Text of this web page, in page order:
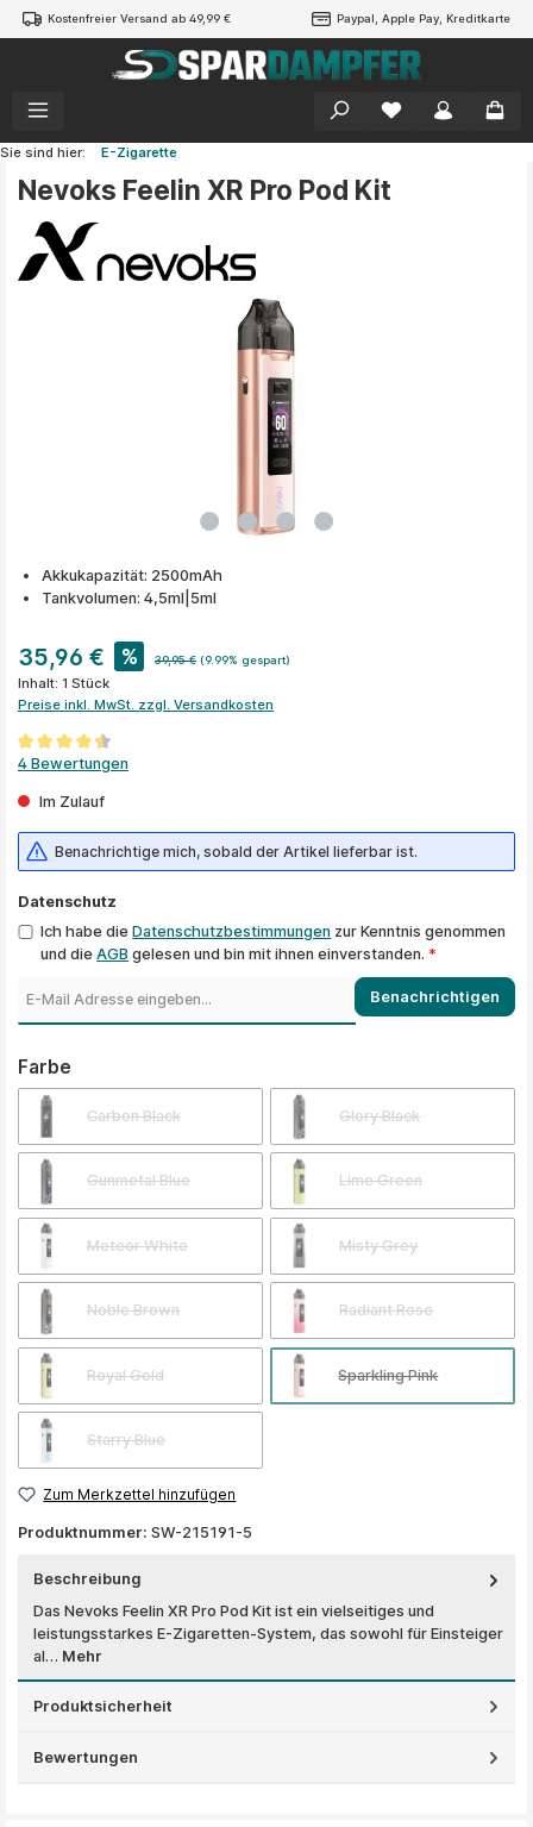
springen
Kostenfreier Versand ab 49,99 € Paypal, Apple Pay, Kreditkarte
Sie sind hier: E-Zigarette
Nevoks Feelin XR Pro Pod Kit
Akkukapazität: 2500mAh
Tankvolumen: 4,5ml|5ml
35,96 € % 39,95 € (9.99% gespart)
Inhalt: 1 Stück
Preise inkl. MwSt. zzgl. Versandkosten
Durchschnittliche Bewertung von 4.5 von 5 Sternen
4 Bewertungen
Im Zulauf
Benachrichtige mich, sobald der Artikel lieferbar ist.
Datenschutz
Ich habe dieDatenschutzbestimmungen zur Kenntnis genommen
und dieAGB gelesen und bin mit ihnen einverstanden.*
Benachrichtigen
Farbe
Carbon Black Glory Black
Gunmetal Blue Lime Green
Meteor White Misty Grey
Noble Brown Radiant Rose
Royal Gold Sparkling Pink
Starry Blue
Zum Merkzettel hinzufügen
Produktnummer: SW-215191-5
Beschreibung
Das Nevoks Feelin XR Pro Pod Kit ist ein vielseitiges und
leistungsstarkes E-Zigaretten-System, das sowohl für Einsteiger
al… Mehr
Produktsicherheit
Bewertungen